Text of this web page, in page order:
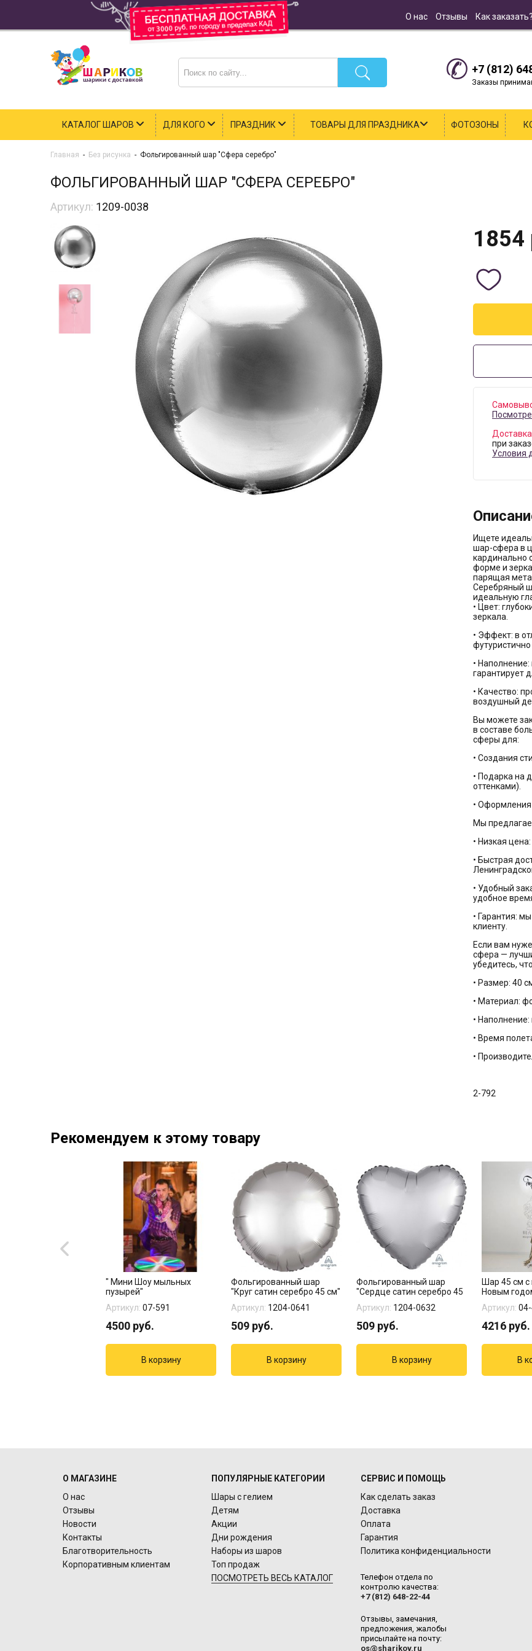
О нас Отзывы Как заказать?
+7 (812)
Заказы
КАТАЛОГ ШАРОВ ДЛЯ КОГО ПРАЗДНИК ТОВАРЫ ДЛЯ ПРАЗДНИКА ФОТОЗОНЫ
Главная - Без рисунка - Фольгированный шар "Сфера серебро"
ФОЛЬГИРОВАННЫЙ ШАР "СФЕРА СЕРЕБРО"
Артикул: 1209-0038
1854
при
Условия
Ищете
шар-сфера в
кардинально
форме и
парящая
Серебряный
идеальную
• Цвет:
зеркала.
• Эффект: в
•
гарантирует
• Качество:
воздушный
Вы можете
в составе
сферы для:
• Создания
• Подарка на
оттенками).
• Оформления
Мы
• Низкая
• Быстрая
• Удобный
удобное
• Гарантия:
клиенту.
Если вам
сфера —
убедитесь,
• Размер: 40
• Материал:
• Наполнение:
• Время
•
2-792
Рекомендуем к этому товару
" Мини Шоу мыльных
пузырей"
Артикул: 07-591
4500 руб.
Фольгированный шар
"Круг сатин серебро 45 см"
Артикул: 1204-0641
509 руб.
Фольгированный шар
"Сердце сатин серебро 45
Артикул: 1204-0632
509 руб.
Шар 45 см
Новым
Артикул:
4216 руб.
О МАГАЗИНЕ
О нас
Отзывы
Новости
Контакты
Благотворительность
Корпоративным клиентам
ПОПУЛЯРНЫЕ КАТЕГОРИИ
Шары с гелием
Детям
Акции
Дни рождения
Наборы из шаров
Топ продаж
ПОСМОТРЕТЬ ВЕСЬ КАТАЛОГ
СЕРВИС И ПОМОЩЬ
Как сделать заказ
Доставка
Оплата
Гарантия
Политика конфиденциальности
Телефон отдела по
контролю качества:
+7 (812) 648-22-44
Отзывы, замечания,
предложения, жалобы
присылайте на почту:
os@sharikov.ru